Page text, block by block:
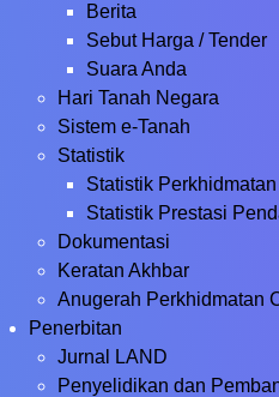
Berita
Sebut Harga / Tender
Suara Anda
Hari Tanah Negara
Sistem e-Tanah
Statistik
Statistik
Statistik Prestasi
Dokumentasi
Keratan Akhbar
Anugerah Perkhidmatan
Penerbitan
Jurnal LAND
Penyelidikan dan